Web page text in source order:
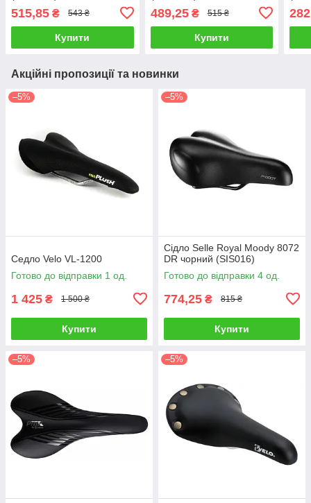
515,85 ₴ 543 ₴
Купити
489,25₴ 515 ₴
Купити
Акційні пропозиції та новинки
–5%
Седло Velo VL-1200
Готово до відправки 1 од.
1 425 ₴ 1 500 ₴
Купити
–5%
Сідло Selle Royal Moody 8072
DR чорний (SIS016)
Готово до відправки 4 од.
774,25 ₴ 815 ₴
Купити
–5% –5%